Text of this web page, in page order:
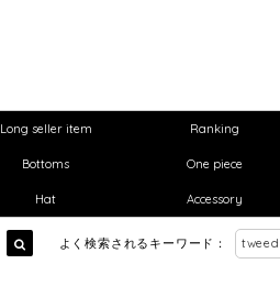
Long seller item Ranking
Bottoms One piece
Hat Accessory
よく検索されるキーワード： tweed